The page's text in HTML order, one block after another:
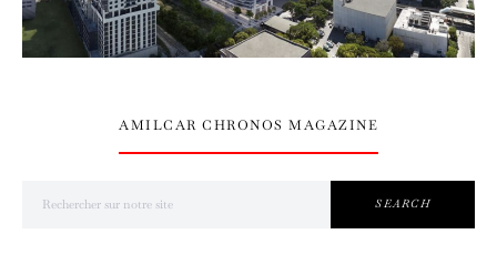
AMILCAR CHRONOS MAGAZINE
SEARCH